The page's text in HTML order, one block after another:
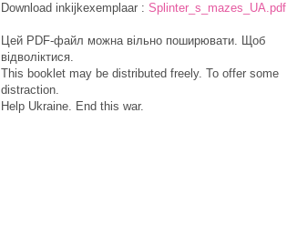
Download inkijkexemplaar : Splinter_s_mazes_UA.pdf
Цей PDF-файл можна вільно поширювати. Щоб
відволіктися.
This booklet may be distributed freely. To offer some
distraction.
Help Ukraine. End this war.